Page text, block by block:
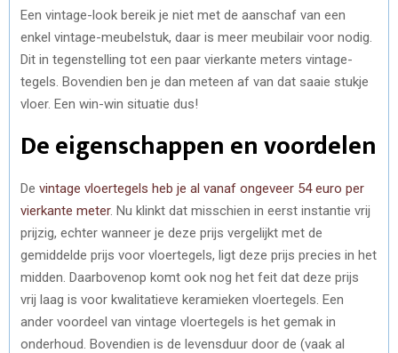
Een vintage-look bereik je niet met de aanschaf van een
enkel vintage-meubelstuk, daar is meer meubilair voor nodig.
Dit in tegenstelling tot een paar vierkante meters vintage-
tegels. Bovendien ben je dan meteen af van dat saaie stukje
vloer. Een win-win situatie dus!
De eigenschappen en voordelen
De vintage vloertegels heb je al vanaf ongeveer 54 euro per
vierkante meter. Nu klinkt dat misschien in eerst instantie vrij
prijzig, echter wanneer je deze prijs vergelijkt met de
gemiddelde prijs voor vloertegels, ligt deze prijs precies in het
midden. Daarbovenop komt ook nog het feit dat deze prijs
vrij laag is voor kwalitatieve keramieken vloertegels. Een
ander voordeel van vintage vloertegels is het gemak in
onderhoud. Bovendien is de levensduur door de (vaak al